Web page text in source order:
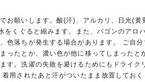
お願いします。酸(汗)、アルカリ、日光(黄
をくぐると縮みます。また、パゴンのアロ
色落ちが発生する場合があります。 ご自分
ったとか、濃い色が他に移ってしまったと
す。洗濯の失敗を避けるためにもドライク
用されたあと汗がついたまま放置しておく